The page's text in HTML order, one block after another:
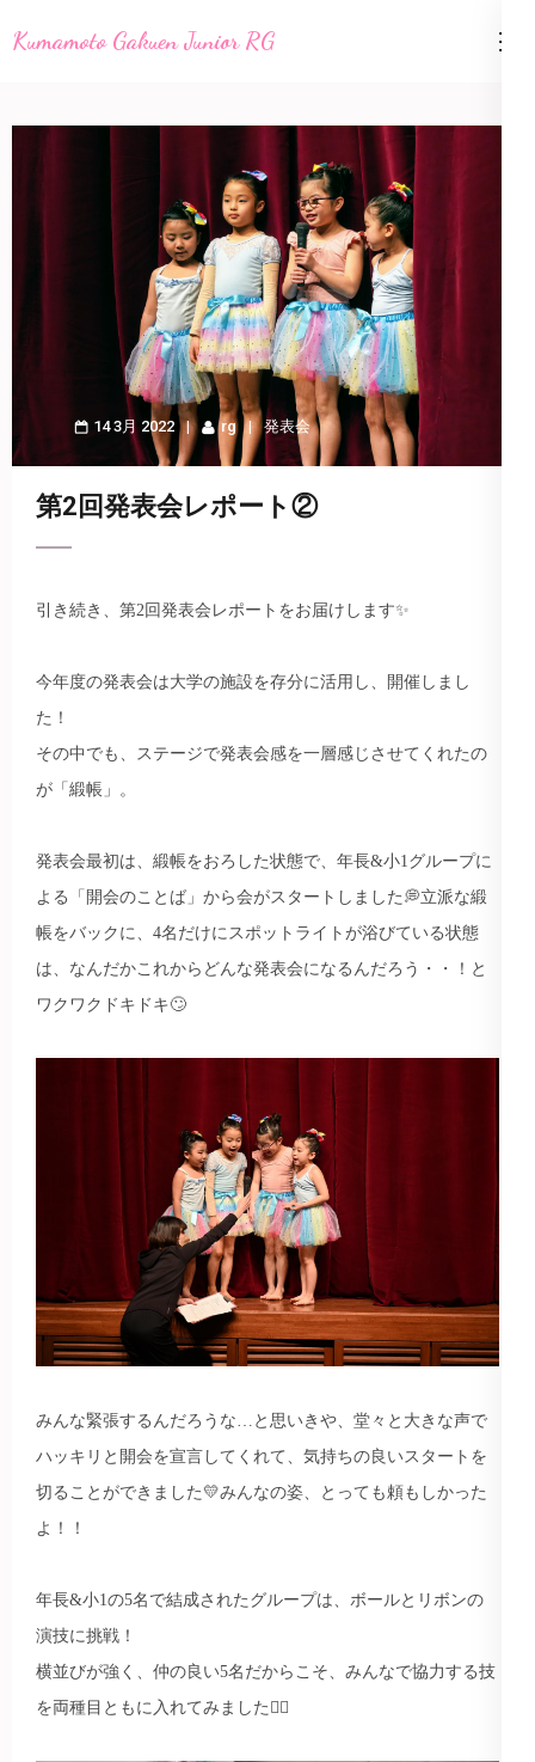
ン
ン
す)
Kumamoto Gakuen Junior RG
14 3月 2022 rg 発表会
第2回発表会レポート②
引き続き、第2回発表会レポートをお届けします✨
今年度の発表会は大学の施設を存分に活用し、開催しまし
た！
その中でも、ステージで発表会感を一層感じさせてくれたの
が「緞帳」。
発表会最初は、緞帳をおろした状態で、年長&小1グループに
よる「開会のことば」から会がスタートしました💭立派な緞
帳をバックに、4名だけにスポットライトが浴びている状態
は、なんだかこれからどんな発表会になるんだろう・・！と
ワクワクドキドキ🙄
みんな緊張するんだろうな…と思いきや、堂々と大きな声で
ハッキリと開会を宣言してくれて、気持ちの良いスタートを
切ることができました💛みんなの姿、とっても頼もしかった
よ！！
年長&小1の5名で結成されたグループは、ボールとリボンの
演技に挑戦！
横並びが強く、仲の良い5名だからこそ、みんなで協力する技
を両種目ともに入れてみました🙆‍♀️